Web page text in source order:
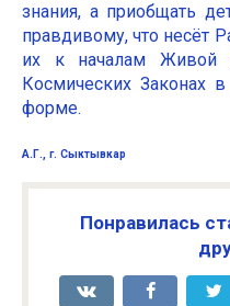
знания, а приобщать
правдивому, что несёт
их к началам Живой
Космических Законах
форме.
А.Г., г. Сыктывкар
Понравилась